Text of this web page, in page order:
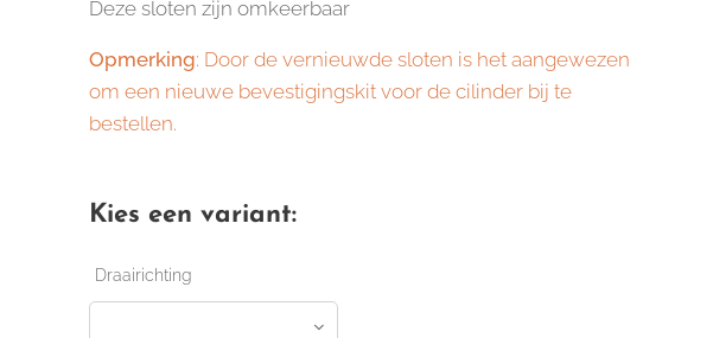
Deze sloten zijn omkeerbaar
Opmerking: Door de vernieuwde sloten is het aangewezen
om een nieuwe bevestigingskit voor de cilinder bij te
bestellen.
Kies een variant:
Draairichting